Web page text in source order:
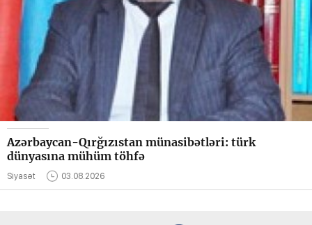
Azərbaycan-Qırğızıstan münasibətləri: türk
dünyasına mühüm töhfə
Siyasət 03.08.2026